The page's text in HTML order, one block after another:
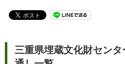
三重県埋蔵文化財セン